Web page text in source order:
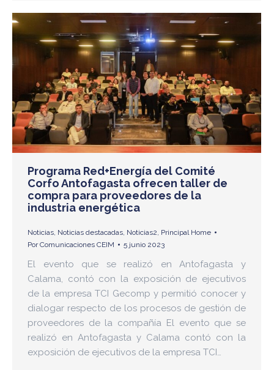
Programa Red+Energía del Comité
Corfo Antofagasta ofrecen taller de
compra para proveedores de la
industria energética
Noticias, Noticias destacadas, Noticias2, Principal Home
PorComunicaciones CEIM 5 junio 2023
El evento que se realizó en Antofagasta y
Calama, contó con la exposición de ejecutivos
de la empresa TCI Gecomp y permitió conocer y
dialogar respecto de los procesos de gestión de
proveedores de la compañía El evento que se
realizó en Antofagasta y Calama contó con la
exposición de ejecutivos de la empresa TCI…